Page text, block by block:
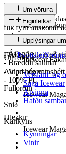
Icewear
Icewear
Icewear
Icewear
Um vöruna
Uppfært snið af
flík fyrir allskonar
hlýjum fatnaði
- Áföst hetta með
- Bræddir saumar
- Vind- og vatnsþétt
- 100% PU
Eiginleikar
SKU
FW-2206
Aldurshópur
Fullorðin
Snið
Karlkyns
Upplýsingar
Um okkur
Verslanir og
Saga Icewear
Atvinna
Hafðu
Hlekkir
Kynningar
Vinir